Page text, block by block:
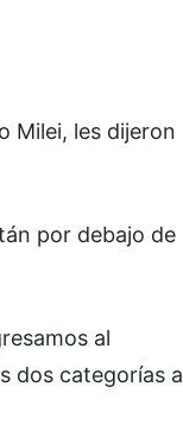
Milei, les dijeron
por debajo de
al
dos categorías a